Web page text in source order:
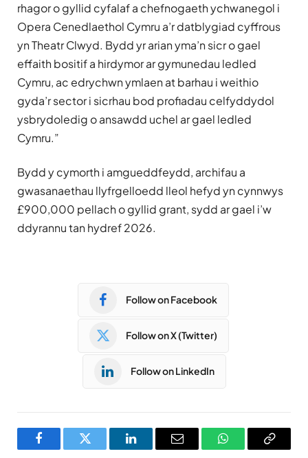
rhagor o gyllid cyfalaf a chefnogaeth ychwanegol i
Opera Cenedlaethol Cymru a’r datblygiad cyffrous
yn Theatr Clwyd. Bydd yr arian yma’n sicr o gael
effaith bositif a hirdymor ar gymunedau ledled
Cymru, ac edrychwn ymlaen at barhau i weithio
gyda’r sector i sicrhau bod profiadau celfyddydol
ysbrydoledig o ansawdd uchel ar gael ledled
Cymru.”
Bydd y cymorth i amgueddfeydd, archifau a
gwasanaethau llyfrgelloedd lleol hefyd yn cynnwys
£900,000 pellach o gyllid grant, sydd ar gael i’w
ddyrannu tan hydref 2026.
Follow on Facebook
Follow on X (Twitter)
Follow on LinkedIn
FacebookTwitter LinkedInEmail WhatsAppCopy